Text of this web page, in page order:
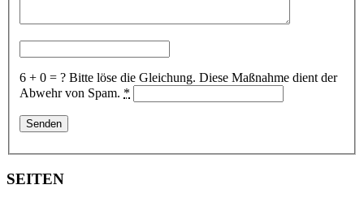
6 + 0 = ? Bitte löse die Gleichung. Diese Maßnahme dient der
Abwehr von Spam. *
SEITEN